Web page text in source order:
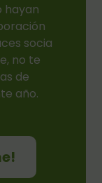
hayan
socia
no te
de
año.